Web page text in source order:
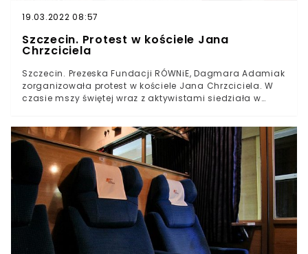
19.03.2022 08:57
Szczecin. Protest w kościele Jana
Chrzciciela
Szczecin. Prezeska Fundacji RÓWNiE, Dagmara Adamiak
zorganizowała protest w kościele Jana Chrzciciela. W
czasie mszy świętej wraz z aktywistami siedziała w
Adamiak, przyczyną akcji było odmówienie Marii
Jaszczyk zorganizowania mszy w intencji pacjentów,
potrzebujących przeszczepu szpiku. Powodem odmowy
miało być aktywne wspieranie osób LGBT przez
społeczniczkę. - Pani Maria jest emerytowaną
nauczycielką i uważa, że wsparcie osób
nieheteronormatywnych, szczególnie młodych, jest
bardzo ważne. Jako katoliczka mówi, że kochać należy
wszystkich ludzi i ja się z nią zgadzam - komentuje
nasza rozmówczyni.